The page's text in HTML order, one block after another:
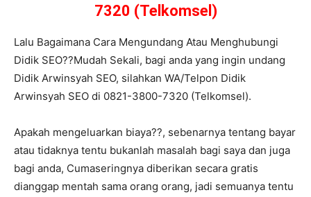
7320 (Telkomsel)
Lalu Bagaimana Cara Mengundang Atau Menghubungi
Didik SEO??Mudah Sekali, bagi anda yang ingin undang
Didik Arwinsyah SEO, silahkan WA/Telpon Didik
Arwinsyah SEO di 0821-3800-7320 (Telkomsel).
Apakah mengeluarkan biaya??, sebenarnya tentang bayar
atau tidaknya tentu bukanlah masalah bagi saya dan juga
bagi anda, Cumaseringnya diberikan secara gratis
dianggap mentah sama orang orang, jadi semuanya tentu